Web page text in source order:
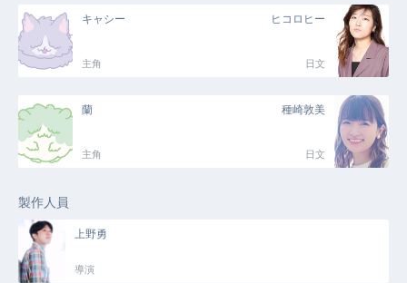
キャシー ヒコロヒー
主角 日文
蘭 種崎敦美
主角 日文
製作人員
上野勇
導演